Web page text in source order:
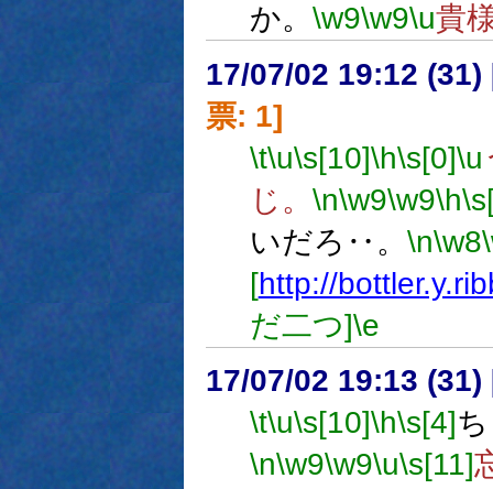
か。 \w9\w9\u貴
17/07/02 19:12 (31)
票: 1]
\t\u\s[10]\h\s[0]\u
じ。 \n\w9\w9\h
いだろ‥。 \n\w8
[http://
だ二つ]\e
17/07/02 19:13 (31)
\t\u\s[10]\h\s[4]
\n\w9\w9\u\s[11]